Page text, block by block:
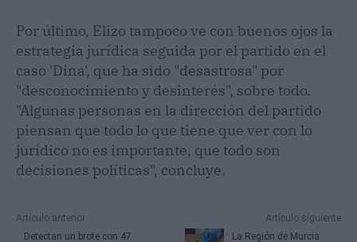
Por último, Elizo tampoco ve con buenos ojos la
estrategia jurídica seguida por el partido en el
caso 'Dina', que ha sido "desastrosa" por
"desconocimiento y desinterés", sobre todo.
"Algunas personas en la dirección del partido
piensan que todo lo que tiene que ver con lo
jurídico no es importante, que todo son
decisiones políticas", concluye.
Artículo anterior
Detectan un brote con 47
Artículo siguiente
La Región de Murcia